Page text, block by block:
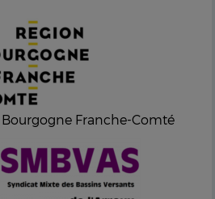
Franche-Comté